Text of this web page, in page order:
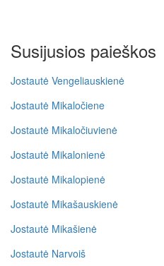
Susijusios paieškos
Jostautė Vengeliauskienė
Jostautė Mikaločiene
Jostautė Mikaločiuvienė
Jostautė Mikalonienė
Jostautė Mikalopienė
Jostautė Mikašauskienė
Jostautė Mikašienė
Jostautė Narvoiš